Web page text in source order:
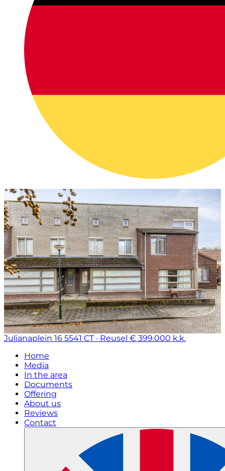
Julianaplein 16 5541 CT · Reusel € 399.000 k.k.
Home
Media
In the area
Documents
Offering
About us
Reviews
Contact